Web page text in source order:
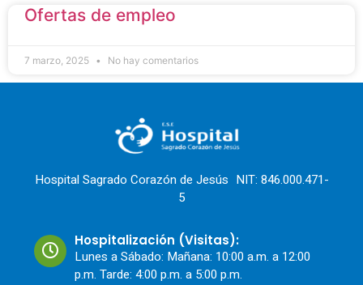
Ofertas de empleo
7 marzo, 2025 No hay comentarios
Hospital Sagrado Corazón de Jesús NIT: 846.000.471-
5
Hospitalización (Visitas):
Lunes a Sábado: Mañana: 10:00 a.m. a 12:00
p.m. Tarde: 4:00 p.m. a 5:00 p.m.